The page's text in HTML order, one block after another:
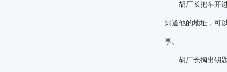
胡厂长把车开进
知道他的地址，可
事。
胡厂长掏出钥匙